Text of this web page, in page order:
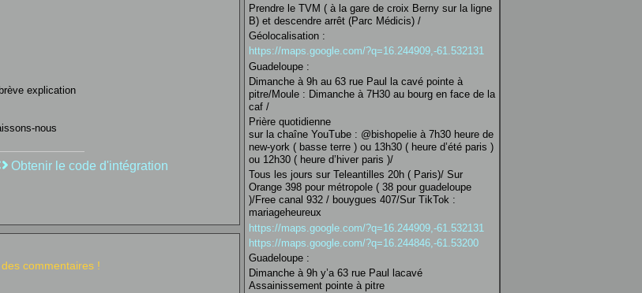
explication
nous
Obtenir le code d'intégration
commentaires !
Prendre le TVM ( à la gare de croix Berny sur la ligne
B) et descendre arrêt (Parc Médicis) /
Géolocalisation :
https://maps.google.com/?q=16.244909,-61.532131
Guadeloupe :
Dimanche à 9h au 63 rue Paul la cavé pointe à
pitre/Moule : Dimanche à 7H30 au bourg en face de la
caf /
Prière quotidienne
sur la chaîne YouTube : @bishopelie à 7h30 heure de
new-york ( basse terre ) ou 13h30 ( heure d’été paris )
ou 12h30 ( heure d’hiver paris )/
Tous les jours sur Teleantilles 20h ( Paris)/ Sur
Orange 398 pour métropole ( 38 pour guadeloupe
)/Free canal 932 / bouygues 407/Sur TikTok :
mariageheureux
https://maps.google.com/?q=16.244909,-61.532131
https://maps.google.com/?q=16.244846,-61.53200
Guadeloupe :
Dimanche à 9h y’a 63 rue Paul lacavé
Assainissement pointe à pitre